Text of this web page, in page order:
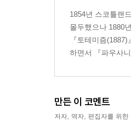
3장 멕시코의 신의 살해
4장 농신제
5장 그리스도의 십자가
3장 발데르의 불
4장 외재적 영혼
1854년 스코틀랜
몰두했으나 1880
『토테미즘
하면서 『파우사
만든 이 코멘트
저자, 역자, 편집자를 위